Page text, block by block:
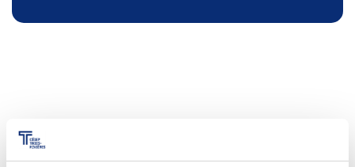
Bottin du personnel
Nos centres de transfert de